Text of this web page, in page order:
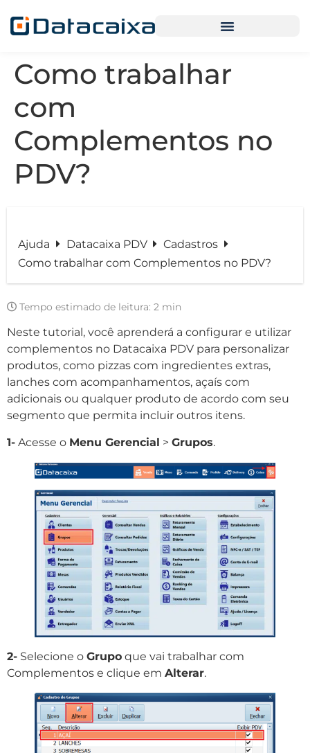
Como trabalhar
com
Complementos no
PDV?
Ajuda Datacaixa PDV
Cadastros
Como trabalhar com Complementos no PDV?
Tempo estimado de leitura: 2 min
Neste tutorial, você aprenderá a configurar e utilizar
complementos no Datacaixa PDV para personalizar
produtos, como pizzas com ingredientes extras,
lanches com acompanhamentos, açaís com
adicionais ou qualquer produto de acordo com seu
segmento que permita incluir outros itens.
1- Acesse o Menu Gerencial > Grupos.
2- Selecione o Grupo que vai trabalhar com
Complementos e clique em Alterar.